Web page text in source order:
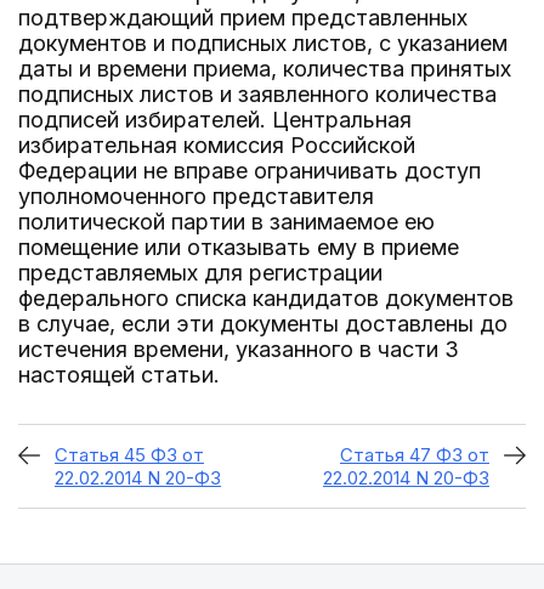
подтверждающий прием представленных
документов и подписных листов, с указанием
даты и времени приема, количества принятых
подписных листов и заявленного количества
подписей избирателей. Центральная
избирательная комиссия Российской
Федерации не вправе ограничивать доступ
уполномоченного представителя
политической партии в занимаемое ею
помещение или отказывать ему в приеме
представляемых для регистрации
федерального списка кандидатов документов
в случае, если эти документы доставлены до
истечения времени, указанного в части 3
настоящей статьи.
Статья 45 ФЗ от
22.02.2014 N 20-ФЗ
Статья 47 ФЗ от
22.02.2014 N 20-ФЗ